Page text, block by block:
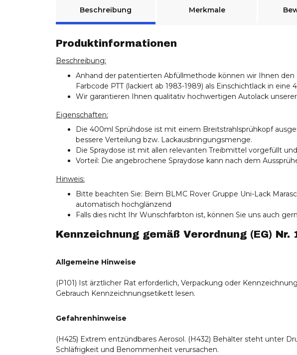
Beschreibung
Merkmale
Produktinformationen
Beschreibung:
Anhand der patentierten Abfüllmethode können wir Ihnen den
Farbcode PTT (lackiert ab 1983-1989) als Einschichtlack in eine
Wir garantieren Ihnen qualitativ hochwertigen Autolack
Eigenschaften:
Die 400ml Sprühdose ist mit einem Breitstrahlsprühkopf
bessere Verteilung bzw. Lackausbringungsmenge.
Die Spraydose ist mit allen relevanten Treibmittel vorgefüllt
Vorteil: Die angebrochene Spraydose kann nach dem
Hinweis:
Bitte beachten Sie: Beim BLMC Rover Gruppe Uni-Lack
automatisch hochglänzend
Falls dies nicht Ihr Wunschfarbton ist, können Sie uns auch
Kennzeichnung gemäß Verordnung (EG) Nr.
Allgemeine Hinweise
(P101) Ist ärztlicher Rat erforderlich, Verpackung oder
Gebrauch Kennzeichnungsetikett lesen.
Gefahrenhinweise
(H425) Extrem entzündbares Aerosol. (H432) Behälter steht unter
Schläfrigkeit und Benommenheit verursachen.